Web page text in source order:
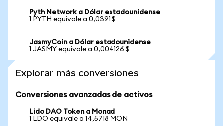
Pyth Network a Dólar estadounidense
1 PYTH equivale a 0,0391 $
JasmyCoin a Dólar estadounidense
1 JASMY equivale a 0,004126 $
Explorar más conversiones
Conversiones avanzadas de activos
Lido DAO Token a Monad
1 LDO equivale a 14,5718 MON